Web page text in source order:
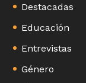
Destacadas
Educación
Entrevistas
Género